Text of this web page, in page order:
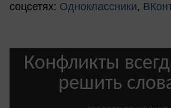
соцсетях: Одноклассники,